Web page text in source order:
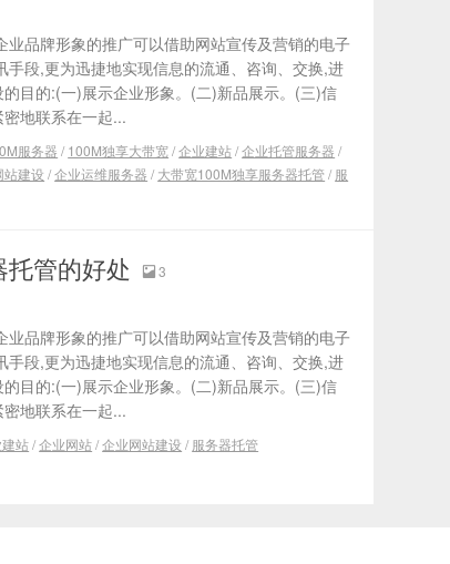
品牌形象的推广可以借助网站宣传及营销的电子
段,更为迅捷地实现信息的流通、咨询、交换,进
目的:(一)展示企业形象。(二)新品展示。(三)信
地联系在一起...
服务器 / 100M独享大带宽/企业建站/企业托管服务器 /
站建设 /企业运维服务器 / 大带宽100M独享服务器托管 / 服
管的好处  3
品牌形象的推广可以借助网站宣传及营销的电子
段,更为迅捷地实现信息的流通、咨询、交换,进
目的:(一)展示企业形象。(二)新品展示。(三)信
地联系在一起...
站/企业网站/企业网站建设 / 服务器托管